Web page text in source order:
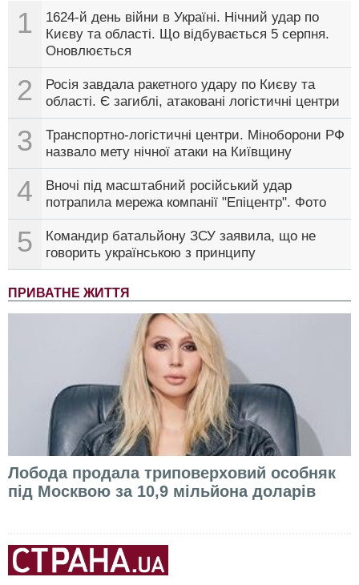
1
1624-й день війни в Україні. Нічний удар по
Києву та області. Що відбувається 5 серпня.
Оновлюється
2
Росія завдала ракетного удару по Києву та
області. Є загиблі, атаковані логістичні центри
3
Транспортно-логістичні центри. Міноборони РФ
назвало мету нічної атаки на Київщину
4
Вночі під масштабний російський удар
потрапила мережа компанії "Епіцентр". Фото
5
Командир батальйону ЗСУ заявила, що не
говорить українською з принципу
ПРИВАТНЕ ЖИТТЯ
Лобода продала триповерховий особняк
під Москвою за 10,9 мільйона доларів